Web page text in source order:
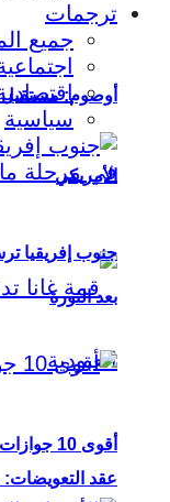
أوصوم: مستقبل
الأمريكي
عقد
ترجمات
جميع
سياسية
جنوب إفريقيا
بعد الثورة
أقوى 10 جوازات سفر في إفريقيا لعام 2026